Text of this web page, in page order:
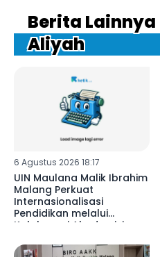
Berita Lainnya
Aliyah
6 Agustus 2026 18:17
UIN Maulana Malik Ibrahim
Malang Perkuat
Internasionalisasi
Pendidikan melalui
Kolaborasi Akademisi
Mulyoagung